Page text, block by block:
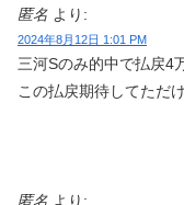
匿名 より:
2024年8月12日 1:01 PM
三河Sのみ的中で払戻4
この払戻期待してただ
匿名 より: